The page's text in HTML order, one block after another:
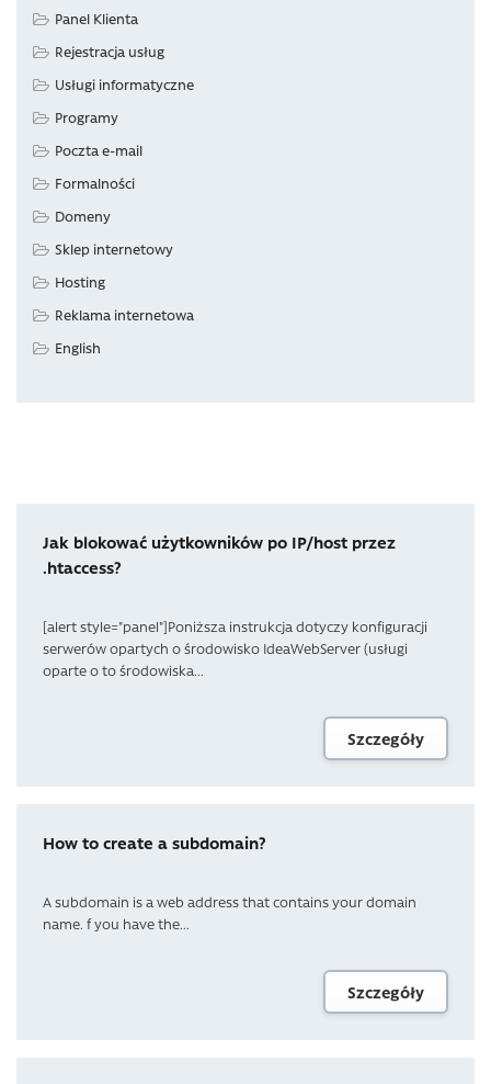
Panel Klienta
Rejestracja usług
Usługi informatyczne
Programy
Poczta e-mail
Formalności
Domeny
Sklep internetowy
Hosting
Reklama internetowa
English
Jak blokować użytkowników po IP/host przez
.htaccess?
[alert style="panel"]Poniższa instrukcja dotyczy konfiguracji
serwerów opartych o środowisko IdeaWebServer (usługi
oparte o to środowiska...
Szczegóły
How to create a subdomain?
A subdomain is a web address that contains your domain
name. f you have the...
Szczegóły